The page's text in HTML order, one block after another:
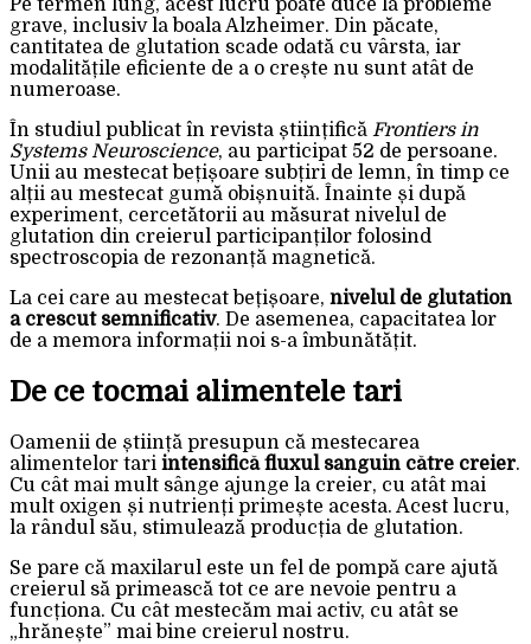
Pe termen lung, acest lucru poate duce la probleme
grave, inclusiv la boala Alzheimer. Din păcate,
cantitatea de glutation scade odată cu vârsta, iar
modalitățile eficiente de a o crește nu sunt atât de
numeroase.
În studiul publicat în revista științifică Frontiers in
Systems Neuroscience, au participat 52 de persoane.
Unii au mestecat bețișoare subțiri de lemn, în timp ce
alții au mestecat gumă obișnuită. Înainte și după
experiment, cercetătorii au măsurat nivelul de
glutation din creierul participanților folosind
spectroscopia de rezonanță magnetică.
La cei care au mestecat bețișoare, nivelul de glutation
a crescut semnificativ. De asemenea, capacitatea lor
de a memora informații noi s-a îmbunătățit.
De ce tocmai alimentele tari
Oamenii de știință presupun că mestecarea
alimentelor tari intensifică fluxul sanguin către creier.
Cu cât mai mult sânge ajunge la creier, cu atât mai
mult oxigen și nutrienți primește acesta. Acest lucru,
la rândul său, stimulează producția de glutation.
Se pare că maxilarul este un fel de pompă care ajută
creierul să primească tot ce are nevoie pentru a
funcționa. Cu cât mestecăm mai activ, cu atât se
„hrănește” mai bine creierul nostru.